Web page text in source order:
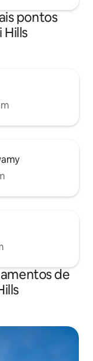
pontos
Hills
de